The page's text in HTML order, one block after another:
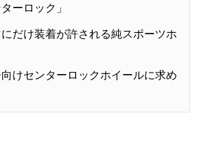
ーロック」
だけ装着が許される純スポーツホ
けセンターロックホイールに求め